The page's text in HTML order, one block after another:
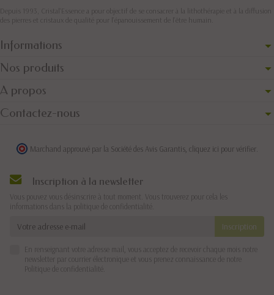
Depuis 1993, Cristal'Essence a pour objectif de se consacrer à la lithothérapie et à la diffusion
des pierres et cristaux de qualité pour l’épanouissement de l’être humain.
Informations
Nos produits
A propos
Contactez-nous
Marchand approuvé par la Société des Avis Garantis, cliquez ici pour vérifier
Inscription à la newsletter
Vous pouvez vous désinscrire à tout moment. Vous trouverez pour cela les
informations dans la politique de confidentialité.
En renseignant votre adresse mail, vous acceptez de recevoir chaque mois notre
newsletter par courrier électronique et vous prenez connaissance de notre
Politique de confidentialité